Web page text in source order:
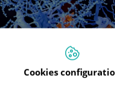
Cookies